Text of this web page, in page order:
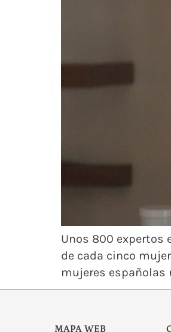
Unos 800 expertos
de cada cinco
mujeres españolas
MAPA WEB